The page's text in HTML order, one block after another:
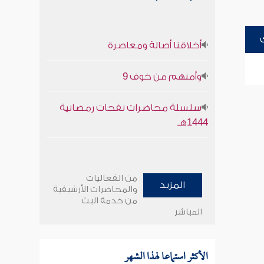
أخلاقنا أصالة ومعاصرة
وأمنهم من خوف 9
سلسلة محاضرات نفحات رمضانية
1444هـ
المزيد
من الفعاليات
والمحاضرات الأرشيفية
من خدمة البث
المباشر
الأكثر استماعا لهذا الشهر